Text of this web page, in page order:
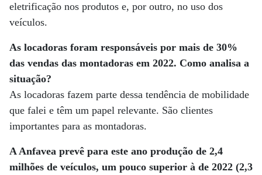
eletrificação nos produtos e, por outro, no uso dos
veículos.
As locadoras foram responsáveis por mais de 30%
das vendas das montadoras em 2022. Como analisa a
situação?
As locadoras fazem parte dessa tendência de mobilidade
que falei e têm um papel relevante. São clientes
importantes para as montadoras.
A Anfavea prevê para este ano produção de 2,4
milhões de veículos, um pouco superior à de 2022 (2,3